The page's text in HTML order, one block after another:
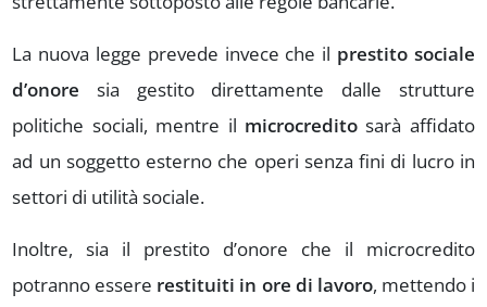
La nuova legge prevede invece che il prestito sociale
d’onore sia gestito direttamente dalle strutture
politiche sociali, mentre il microcreditosarà affidato
ad un soggetto esterno che operi senza fini di lucro in
settori di utilità sociale.
Inoltre, sia il prestito d’onore che il microcredito
potranno essere restituiti in ore di lavoro, mettendo i